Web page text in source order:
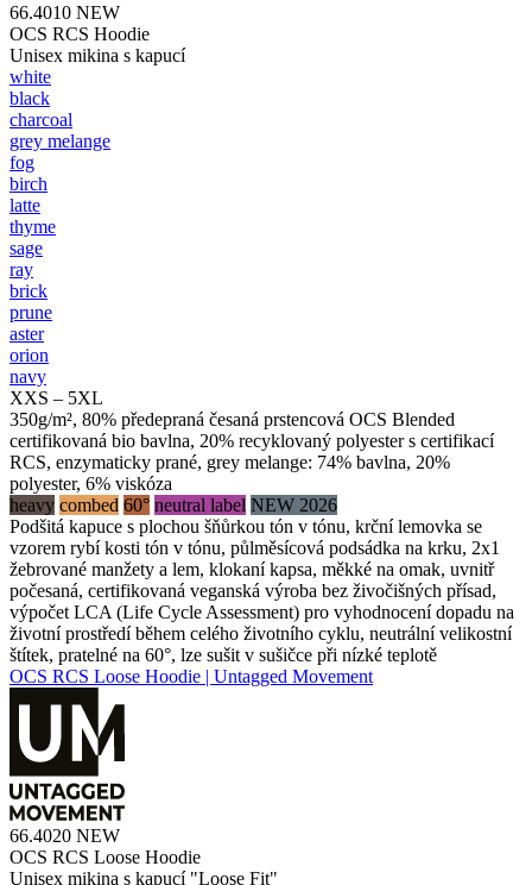
66.4010 NEW
OCS RCS Hoodie
Unisex mikina s kapucí
white
black
charcoal
grey melange
fog
birch
latte
thyme
sage
ray
brick
prune
aster
orion
navy
XXS – 5XL
350g/m², 80% předepraná česaná prstencová OCS Blended
certifikovaná bio bavlna, 20% recyklovaný polyester s certifikací
RCS, enzymaticky prané, grey melange: 74% bavlna, 20%
polyester, 6% viskóza
heavy combed 60° neutral label NEW 2026
Podšitá kapuce s plochou šňůrkou tón v tónu, krční lemovka se
vzorem rybí kosti tón v tónu, půlměsícová podsádka na krku, 2x1
žebrované manžety a lem, klokaní kapsa, měkké na omak, uvnitř
počesaná, certifikovaná veganská výroba bez živočišných přísad,
výpočet LCA (Life Cycle Assessment) pro vyhodnocení dopadu na
životní prostředí během celého životního cyklu, neutrální velikostní
štítek, pratelné na 60°, lze sušit v sušičce při nízké teplotě
OCS RCS Loose Hoodie | Untagged Movement
66.4020 NEW
OCS RCS Loose Hoodie
Unisex mikina s kapucí "Loose Fit"